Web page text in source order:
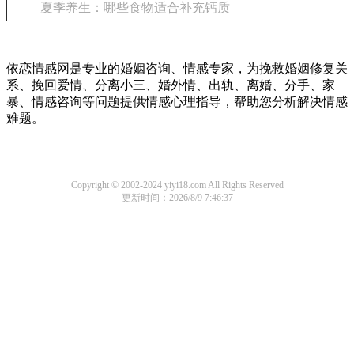
夏季养生：哪些食物适合补充钙质
依恋情感网是专业的婚姻咨询、情感专家，为挽救婚姻修复关
系、挽回爱情、分离小三、婚外情、出轨、离婚、分手、家
暴、情感咨询等问题提供情感心理指导，帮助您分析解决情感
难题。
Copyright © 2002-2024 yiyi18.com All Rights Reserved
更新时间：2026/8/9 7:46:37